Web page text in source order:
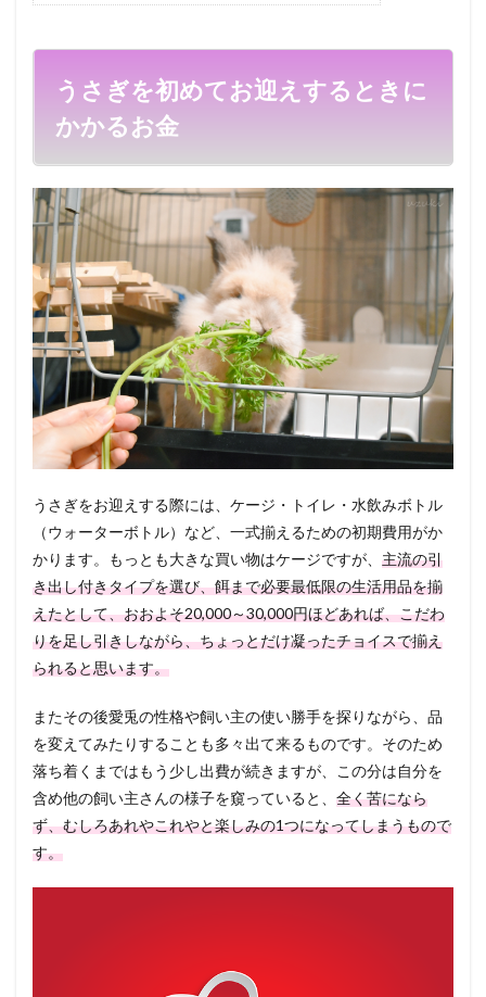
うさぎを初めてお迎えするときに
かかるお金
うさぎをお迎えする際には、ケージ・トイレ・水飲みボトル
（ウォーターボトル）など、一式揃えるための初期費用がか
かります。もっとも大きな買い物はケージですが、 主流の引
き出し付きタイプを選び、餌まで必要最低限の生活用品を揃
えたとして、おおよそ20,000～30,000円ほどあれば、こだわ
りを足し引きしながら、ちょっとだけ凝ったチョイスで揃え
られると思います。
またその後愛兎の性格や飼い主の使い勝手を探りながら、品
を変えてみたりすることも多々出て来るものです。そのため
落ち着くまではもう少し出費が続きますが、この分は自分を
含め他の飼い主さんの様子を窺っていると、 全く苦になら
ず、むしろあれやこれやと楽しみの1つになってしまうもので
す。